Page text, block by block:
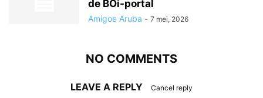
de BOi-portal
Amigoe Aruba - 7 mei, 2026
NO COMMENTS
LEAVE A REPLY Cancel reply